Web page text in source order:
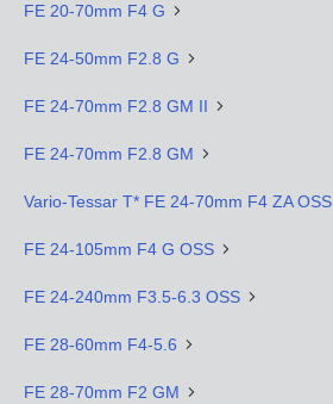
FE 20-70mm F4 G
FE 24-50mm F2.8 G
FE 24-70mm F2.8 GM II
FE 24-70mm F2.8 GM
Vario-Tessar T* FE 24-70mm F4 ZA OSS
FE 24-105mm F4 G OSS
FE 24-240mm F3.5-6.3 OSS
FE 28-60mm F4-5.6
FE 28-70mm F2 GM